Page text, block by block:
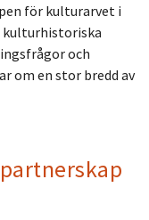
för kulturarvet i
kulturhistoriska
och
om en stor bredd av